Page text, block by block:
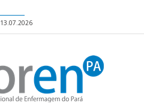
13.07.2026